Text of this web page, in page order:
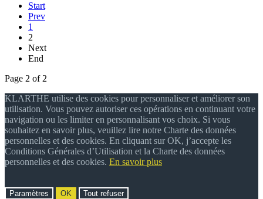
Start
Prev
1
2
Next
End
Page 2 of 2
KLARTHE utilise des cookies pour personnaliser et améliorer son
utilisation. Vous pouvez autoriser ces opérations en continuant votre
navigation ou les limiter en personnalisant vos choix. Si vous
souhaitez en savoir plus, veuillez lire notre Charte des données
personnelles et des cookies. En cliquant sur OK, j’accepte les
Conditions Générales d’Utilisation et la Charte des données
personnelles et des cookies. En savoir plus
Paramètres OK Tout refuser